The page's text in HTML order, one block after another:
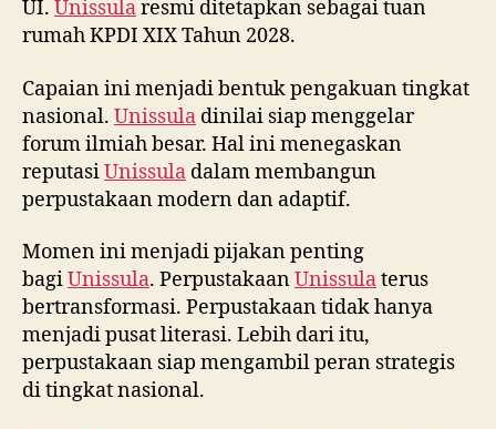
UI. Unissularesmi ditetapkan sebagai tuan
rumah KPDI XIX Tahun 2028.
Capaian ini menjadi bentuk pengakuan tingkat
nasional. Unissula dinilai siap menggelar
forum ilmiah besar. Hal ini menegaskan
reputasiUnissula dalam membangun
perpustakaan modern dan adaptif.
Momen ini menjadi pijakan penting
bagiUnissula. PerpustakaanUnissulaterus
bertransformasi. Perpustakaan tidak hanya
menjadi pusat literasi. Lebih dari itu,
perpustakaan siap mengambil peran strategis
di tingkat nasional.